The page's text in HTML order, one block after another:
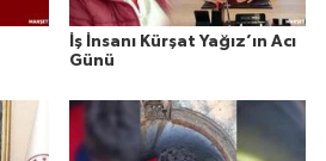
İş İnsanı Kürşat Yağız’ın Acı
Günü